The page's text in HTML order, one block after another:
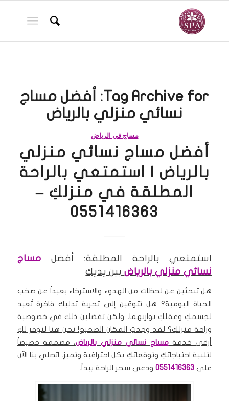
Tag Archive for:
أفضل مساج
نسائي منزلي بالرياض
مساج في الرياض
أفضل مساج نسائي منزلي
بالرياض | استمتعي بالراحة
المطلقة في منزلكِ –
0551416363
استمتعي بالراحة المطلقة: أفضل مساج
نسائي منزلي بالرياضبين يديكِ
هل تبحثين عن لحظات من الهدوء والاسترخاء بعيداً عن صخب
الحياة اليومية؟ هل تتوقين إلى تجربة تدليك فاخرة تُعيد
لجسمكِ وعقلكِ توازنهما، ولكن تفضلين ذلك في خصوصية
وراحة منزلكِ؟ لقد وجدتِ المكان الصحيح! نحن هنا لنوفر لكِ
أرقى خدمةمساج نسائي منزلي بالرياض، مصممة خصيصاً
لتلبية احتياجاتكِ وتوقعاتكِ بكل احترافية وتميز. اتصلي بنا الآن
على 0551416363ودعي سحر الراحة يبدأ.